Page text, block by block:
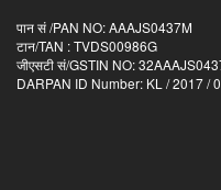
पान सं /PAN NO: AAAJS0437M
टान/TAN : TVDS00986G
जीएसटी सं/GSTIN NO:
DARPAN ID Number: KL / 2017 /